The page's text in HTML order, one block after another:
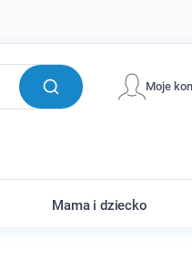
Moje
Mama i dziecko